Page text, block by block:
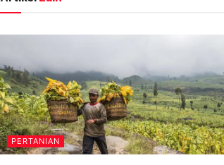
PERTANIAN